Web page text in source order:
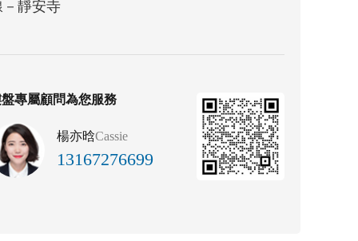
－靜安寺
專屬顧問為您服務
楊亦晗Cassie
13167276699